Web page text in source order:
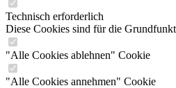
Technisch erforderlich
Diese Cookies sind für die
"Alle Cookies ablehnen" Cookie
"Alle Cookies annehmen" Cookie